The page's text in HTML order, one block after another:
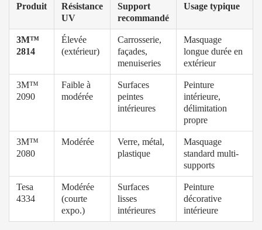
Produit
Résistance
UV
Support
recommandé
Usage typique
3M™
2814
Élevée
(extérieur)
Carrosserie,
façades,
menuiseries
Masquage
longue durée en
extérieur
3M™
2090
Faible à
modérée
Surfaces
peintes
intérieures
Peinture
intérieure,
délimitation
propre
3M™
2080
Modérée
Verre, métal,
plastique
Masquage
standard multi-
supports
Tesa
4334
Modérée
(courte
expo.)
Surfaces
lisses
intérieures
Peinture
décorative
intérieure